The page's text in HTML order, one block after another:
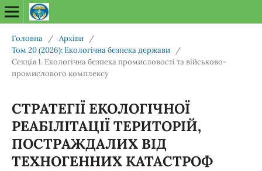
Головна / Архіви
/
Том 20 (2026): Екологічна безпека держави
/
Секція 1. Екологічна безпека промисловості та військово-
промислового комплексу
СТРАТЕГІЇ ЕКОЛОГІЧНОЇ
РЕАБІЛІТАЦІЇ ТЕРИТОРІЙ,
ПОСТРАЖДАЛИХ ВІД
ТЕХНОГЕННИХ КАТАСТРОФ